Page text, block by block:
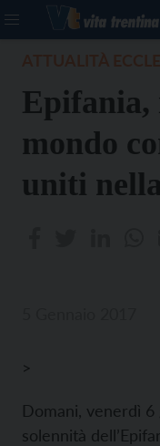
Epifania,
mondo
uniti
>
Domani, venerdì 6
solennità